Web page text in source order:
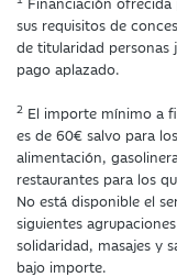
sus requisitos de
de titularidad personas
pago aplazado.
2 El importe mínimo a
es de 60€ salvo para
alimentación,
restaurantes para los
No está disponible el
siguientes
solidaridad, masajes y
bajo importe.